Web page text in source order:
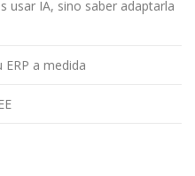
usar IA, sino saber adaptarla
a medida